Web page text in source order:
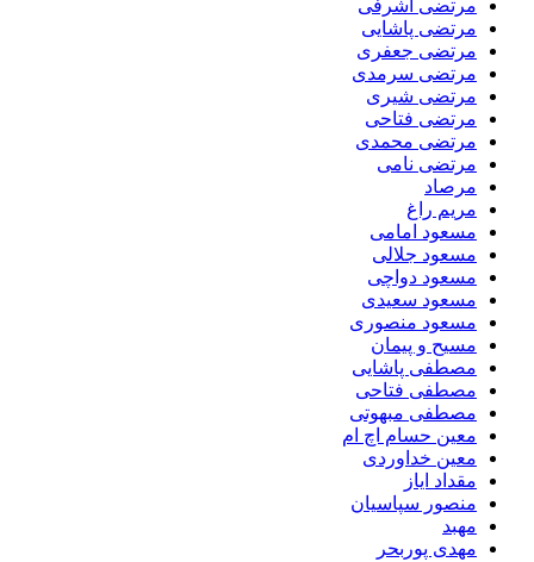
مرتضی اشرفی
مرتضی پاشایی
مرتضی جعفری
مرتضی سرمدی
مرتضی شیری
مرتضی فتاحی
مرتضی محمدی
مرتضی نامی
مرصاد
مریم راغ
مسعود امامی
مسعود جلالی
مسعود دواچی
مسعود سعیدی
مسعود منصوری
مسیح و پیمان
مصطفی پاشایی
مصطفی فتاحی
مصطفی مبهوتی
معین حسام اچ ام
معین خداوردی
مقداد ایاز
منصور سپاسیان
مهبد
مهدى پوربحر